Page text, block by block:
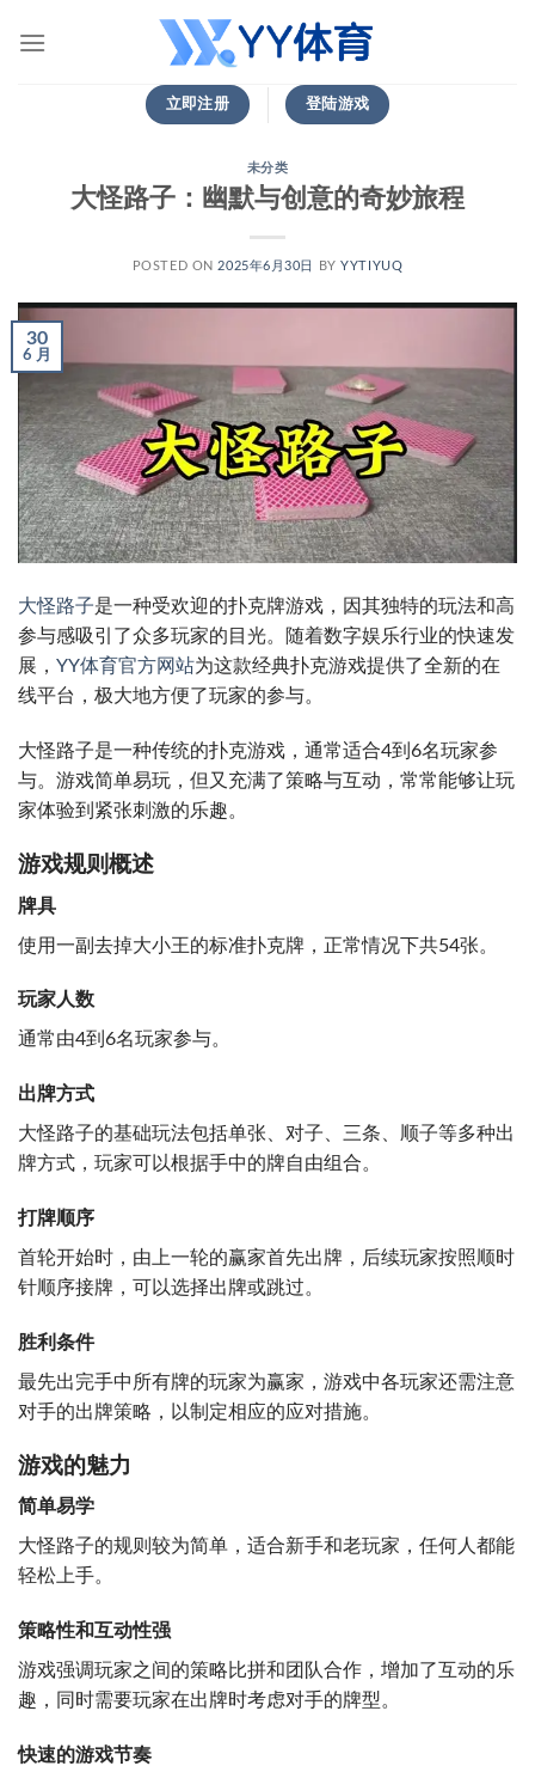
立即注册 登陆游戏
未分类
大怪路子：幽默与创意的奇妙旅程
POSTED ON 2025年6月30日 BYYYTIYUQ
30
6 月
大怪路子是一种受欢迎的扑克牌游戏，因其独特的玩法和高
参与感吸引了众多玩家的目光。随着数字娱乐行业的快速发
展， YY体育官方网站为这款经典扑克游戏提供了全新的在
线平台，极大地方便了玩家的参与。
大怪路子是一种传统的扑克游戏，通常适合4到6名玩家参
与。游戏简单易玩，但又充满了策略与互动，常常能够让玩
家体验到紧张刺激的乐趣。
游戏规则概述
牌具
使用一副去掉大小王的标准扑克牌，正常情况下共54张。
玩家人数
通常由4到6名玩家参与。
出牌方式
大怪路子的基础玩法包括单张、对子、三条、顺子等多种出
牌方式，玩家可以根据手中的牌自由组合。
打牌顺序
首轮开始时，由上一轮的赢家首先出牌，后续玩家按照顺时
针顺序接牌，可以选择出牌或跳过。
胜利条件
最先出完手中所有牌的玩家为赢家，游戏中各玩家还需注意
对手的出牌策略，以制定相应的应对措施。
游戏的魅力
简单易学
大怪路子的规则较为简单，适合新手和老玩家，任何人都能
轻松上手。
策略性和互动性强
游戏强调玩家之间的策略比拼和团队合作，增加了互动的乐
趣，同时需要玩家在出牌时考虑对手的牌型。
快速的游戏节奏